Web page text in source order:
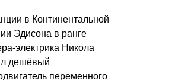
в Континентальной
Эдисона в ранге
электрика Никола
дешёвый
переменного